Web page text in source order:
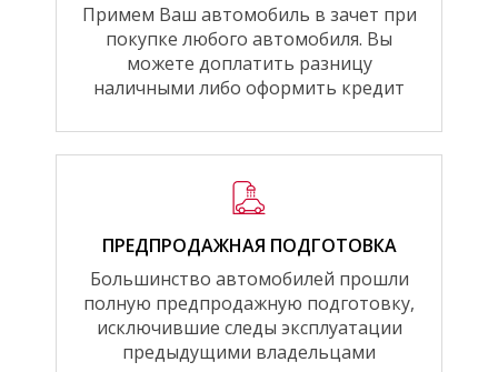
Примем Ваш автомобиль в зачет при
покупке любого автомобиля. Вы
можете доплатить разницу
наличными либо оформить кредит
ПРЕДПРОДАЖНАЯ ПОДГОТОВКА
Большинство автомобилей прошли
полную предпродажную подготовку,
исключившие следы эксплуатации
предыдущими владельцами